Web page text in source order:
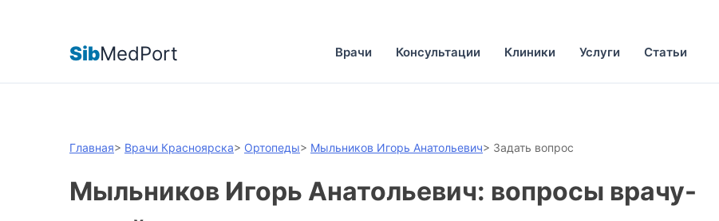
SibMedPort Врачи Консультации Клиники Услуги Статьи
Главная> Врачи Красноярска> Ортопеды> Мыльников Игорь Анатольевич> Задать вопрос
Мыльников Игорь Анатольевич: вопросы врачу-